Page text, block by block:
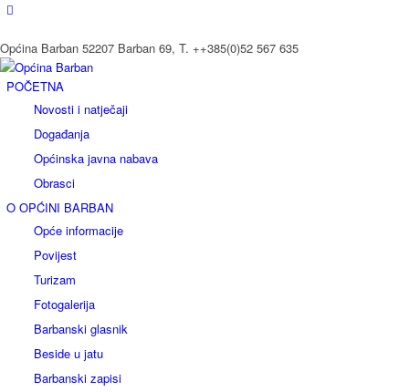
Općina Barban 52207 Barban 69, T. ++385(0)52 567 635
POČETNA
Novosti i natječaji
Događanja
Općinska javna nabava
Obrasci
O OPĆINI BARBAN
Opće informacije
Povijest
Turizam
Fotogalerija
Barbanski glasnik
Beside u jatu
Barbanski zapisi